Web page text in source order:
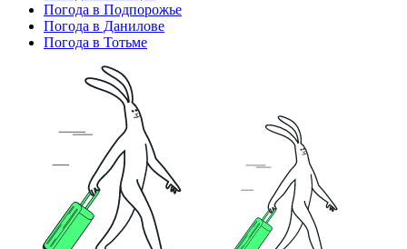
Погода в Подпорожье
Погода в Данилове
Погода в Тотьме